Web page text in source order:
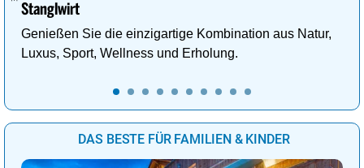
Stanglwirt
Genießen Sie die einzigartige Kombination aus Natur,
Luxus, Sport, Wellness und Erholung.
DAS BESTE FÜR FAMILIEN & KINDER